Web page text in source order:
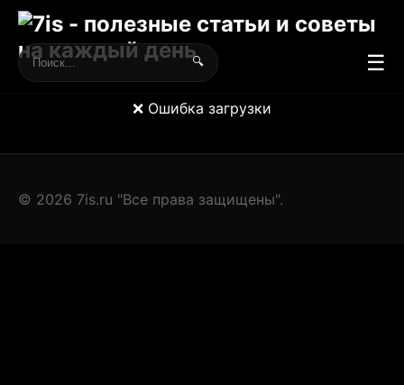
🔍 ☰
❌ Ошибка загрузки
© 2026 7is.ru "Все права защищены".